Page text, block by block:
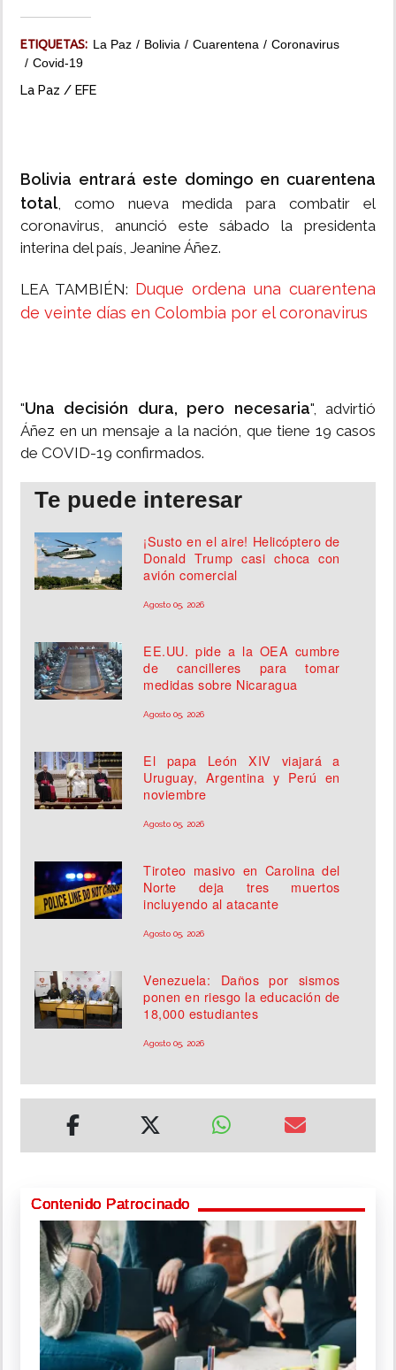
ETIQUETAS: La Paz Bolivia Cuarentena
Coronavirus
Covid-19
La Paz / EFE
Bolivia entrará este domingo en cuarentena
total, como nueva medida para combatir el
coronavirus, anunció este sábado la presidenta
interina del país, Jeanine Áñez.
LEA TAMBIÉN: Duque ordena una cuarentena
de veinte días en Colombia por el coronavirus
"Una decisión dura, pero necesaria", advirtió
Áñez en un mensaje a la nación, que tiene 19 casos
de COVID-19 confirmados.
Te puede interesar
¡Susto en el aire! Helicóptero de
Donald Trump casi choca con
avión comercial
Agosto 05, 2026
EE.UU. pide a la OEA cumbre
de cancilleres para tomar
medidas sobre Nicaragua
Agosto 05, 2026
El papa León XIV viajará a
Uruguay, Argentina y Perú en
noviembre
Agosto 05, 2026
Tiroteo masivo en Carolina del
Norte deja tres muertos
incluyendo al atacante
Agosto 05, 2026
Venezuela: Daños por sismos
ponen en riesgo la educación de
18,000 estudiantes
Agosto 05, 2026
Contenido Patrocinado